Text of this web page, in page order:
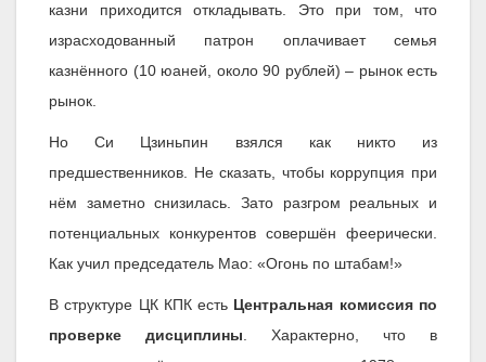
казни приходится откладывать. Это при том, что
израсходованный патрон оплачивает семья
казнённого (10 юаней, около 90 рублей) – рынок есть
рынок.
Но Си Цзиньпин взялся как никто из
предшественников. Не сказать, чтобы коррупция при
нём заметно снизилась. Зато разгром реальных и
потенциальных конкурентов совершён феерически.
Как учил председатель Мао: «Огонь по штабам!»
В структуре ЦК КПК есть Центральная комиссия по
проверке дисциплины . Характерно, что в